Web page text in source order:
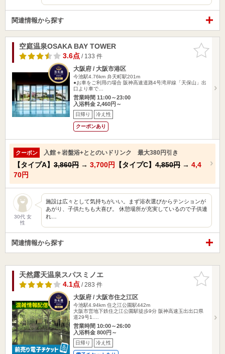
関連情報から探す
お気に入
りに追加
空庭温泉OSAKA BAY TOWER
3.6点/ 133 件
大阪府 / 大阪市港区
今池駅4.76km 弁天町駅201m
●お車をご利用の場合 阪神高速道路4号湾岸線「天保山」出
口より車で…
営業時間 11:00～23:00
入浴料金 2,460円～
日帰り 冷え性
クーポンあり
クーポン 入館＋岩盤浴+ととのいドリンク 最大380円引き
【タイプA】 3,860円 → 3,700円 【タイプC】 4,850円 → 4,4
70円
30代 女
性
施設は広々として気持ちがいい。まず浴衣選びからテンションが
あがり、子供たちも大喜び。 休憩場所が充実しているので子供連
れ…
関連情報から探す
お気に入
りに追加
天然露天温泉スパスミノエ
4.1点/ 283 件
大阪府 / 大阪市住之江区
今池駅4.94km 住之江公園駅442m
大阪市営地下鉄住之江公園駅徒歩9分 阪神高速玉出出口県
道29号1.…
営業時間 10:00～26:00
入浴料金 800円～
日帰り 冷え性